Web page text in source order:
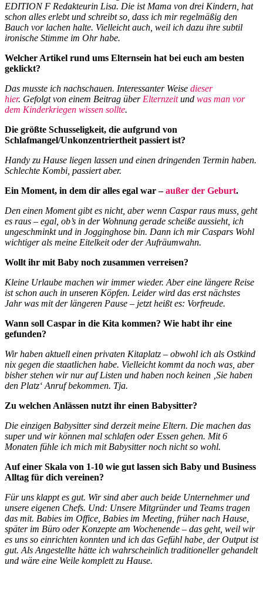
EDITION F Redakteurin Lisa. Die ist Mama von drei Kindern, hat
schon alles erlebt und schreibt so, dass ich mir regelmäßig den
Bauch vor lachen halte. Vielleicht auch, weil ich dazu ihre subtil
ironische Stimme im Ohr habe.
Welcher Artikel rund ums Elternsein hat bei euch am besten
geklickt?
Das musste ich nachschauen. Interessanter Weise dieser
hier. Gefolgt von einem Beitrag über Elternzeitund was man vor
dem Kinderkriegen wissen sollte.
Die größte Schusseligkeit, die aufgrund von
Schlafmangel/Unkonzentriertheit passiert ist?
Handy zu Hause liegen lassen und einen dringenden Termin haben.
Schlechte Kombi, passiert aber.
Ein Moment, in dem dir alles egal war –außer der Geburt.
Den einen Moment gibt es nicht, aber wenn Caspar raus muss, geht
es raus – egal, ob’s in der Wohnung gerade scheiße aussieht, ich
ungeschminkt und in Jogginghose bin. Dann ich mir Caspars Wohl
wichtiger als meine Eitelkeit oder der Aufräumwahn.
Wollt ihr mit Baby noch zusammen verreisen?
Kleine Urlaube machen wir immer wieder. Aber eine längere Reise
ist schon auch in unseren Köpfen. Leider wird das erst nächstes
Jahr was mit der längeren Pause – jetzt heißt es: Vorfreude.
Wann soll Caspar in die Kita kommen? Wie habt ihr eine
gefunden?
Wir haben aktuell einen privaten Kitaplatz – obwohl ich als Ostkind
nix gegen die staatlichen habe. Vielleicht kommt da noch was, aber
bisher stehen wir nur auf Listen und haben noch keinen ‚Sie haben
den Platz‘ Anruf bekommen. Tja.
Zu welchen Anlässen nutzt ihr einen Babysitter?
Die einzigen Babysitter sind derzeit meine Eltern. Die machen das
super und wir können mal schlafen oder Essen gehen. Mit 6
Monaten fühle ich mich mit Babysitter noch nicht so wohl.
Auf einer Skala von 1-10 wie gut lassen sich Baby und Business
Alltag für dich vereinen?
Für uns klappt es gut. Wir sind aber auch beide Unternehmer und
unsere eigenen Chefs. Und: Unsere Mitgründer und Teams tragen
das mit. Babies im Office, Babies im Meeting, früher nach Hause,
später im Büro oder Konzepte am Wochenende – das geht, weil wir
es uns so einrichten konnten und ich das Gefühl habe, der Output ist
gut. Als Angestellte hätte ich wahrscheinlich traditioneller gehandelt
und wäre eine Weile komplett zu Hause.